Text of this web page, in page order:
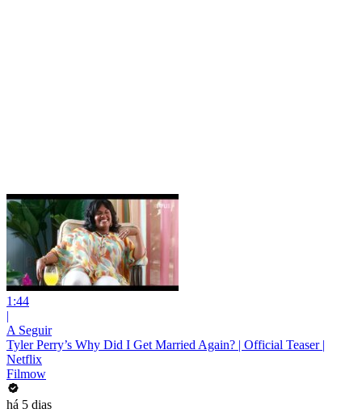
1:44
|
A Seguir
Tyler Perry’s Why Did I Get Married Again? | Official Teaser |
Netflix
Filmow
há 5 dias